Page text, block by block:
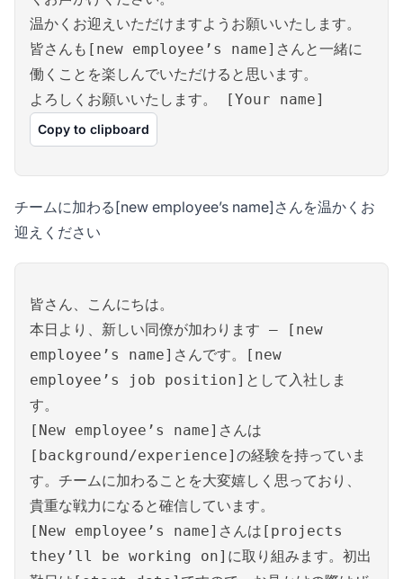
温かくお迎えいただけますようお願いいたします。
皆さんも[new employee’s name]さんと一緒に
働くことを楽しんでいただけると思います。
よろしくお願いいたします。 [Your name]
Copy to clipboard
チームに加わる[new employee’s name]さんを温かくお
迎えください
皆さん、こんにちは。
本日より、新しい同僚が加わります – [new
employee’s name]さんです。[new
employee’s job position]として入社しま
す。
[New employee’s name]さんは
[background/experience]の経験を持っていま
す。チームに加わることを大変嬉しく思っており、
貴重な戦力になると確信しています。
[New employee’s name]さんは[projects
they’ll be working on]に取り組みます。初出